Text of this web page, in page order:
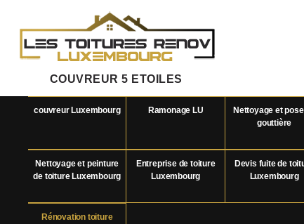
COUVREUR 5 ETOILES
couvreur Luxembourg Ramonage LU
Nettoyage et
gouttière
Nettoyage et peinture
de toiture Luxembourg
Entreprise de toiture
Luxembourg
Devis fuite de
Luxembourg
Rénovation toiture